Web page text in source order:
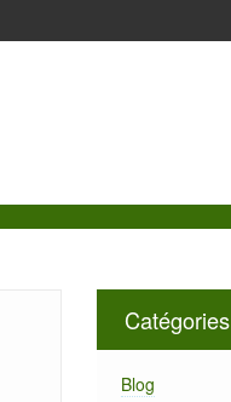
Catégories
Blog